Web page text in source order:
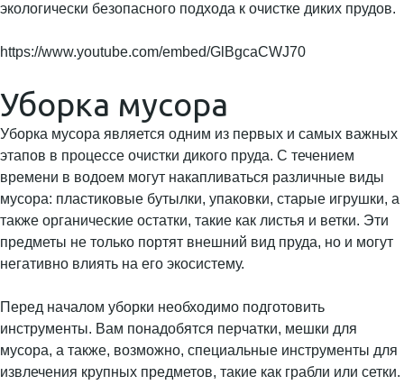
экологически безопасного подхода к очистке диких прудов.
https://www.youtube.com/embed/GlBgcaCWJ70
Уборка мусора
Уборка мусора является одним из первых и самых важных
этапов в процессе очистки дикого пруда. С течением
времени в водоем могут накапливаться различные виды
мусора: пластиковые бутылки, упаковки, старые игрушки, а
также органические остатки, такие как листья и ветки. Эти
предметы не только портят внешний вид пруда, но и могут
негативно влиять на его экосистему.
Перед началом уборки необходимо подготовить
инструменты. Вам понадобятся перчатки, мешки для
мусора, а также, возможно, специальные инструменты для
извлечения крупных предметов, такие как грабли или сетки.